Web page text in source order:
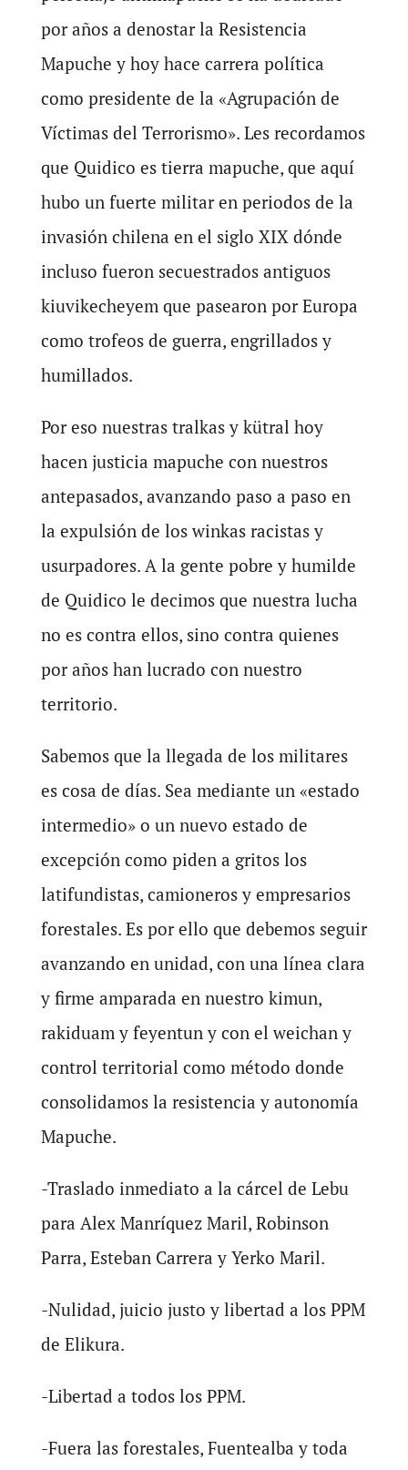
por años a denostar la Resistencia
Mapuche y hoy hace carrera política
como presidente de la «Agrupación de
Víctimas del Terrorismo». Les recordamos
que Quidico es tierra mapuche, que aquí
hubo un fuerte militar en periodos de la
invasión chilena en el siglo XIX dónde
incluso fueron secuestrados antiguos
kiuvikecheyem que pasearon por Europa
como trofeos de guerra, engrillados y
humillados.
Por eso nuestras tralkas y kütral hoy
hacen justicia mapuche con nuestros
antepasados, avanzando paso a paso en
la expulsión de los winkas racistas y
usurpadores. A la gente pobre y humilde
de Quidico le decimos que nuestra lucha
no es contra ellos, sino contra quienes
por años han lucrado con nuestro
territorio.
Sabemos que la llegada de los militares
es cosa de días. Sea mediante un «estado
intermedio» o un nuevo estado de
excepción como piden a gritos los
latifundistas, camioneros y empresarios
forestales. Es por ello que debemos seguir
avanzando en unidad, con una línea clara
y firme amparada en nuestro kimun,
rakiduam y feyentun y con el weichan y
control territorial como método donde
consolidamos la resistencia y autonomía
Mapuche.
-Traslado inmediato a la cárcel de Lebu
para Alex Manríquez Maril, Robinson
Parra, Esteban Carrera y Yerko Maril.
-Nulidad, juicio justo y libertad a los PPM
de Elikura.
-Libertad a todos los PPM.
-Fuera las forestales, Fuentealba y toda